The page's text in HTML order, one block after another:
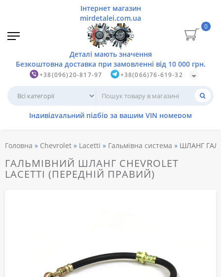
+38(096)20-817-97 +38(066)76-619-32
0
Головна Chevrolet Lacetti Гальмівна система ШЛАНГ
ГАЛЬМІВНИЙ ШЛАНГ CHEVROLET
LACETTI (ПЕРЕДНІЙ ПРАВИЙ)